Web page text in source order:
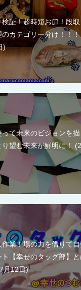
検証！超時短お節！段
のカテゴリー分け！！！
って未来のビジョンを
り望む未来が鮮明に！
作業！場の力を借りて
ト【幸せのタッグ部】と
月12日